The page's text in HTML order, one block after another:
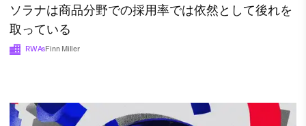
ソラナは商品分野での採用率では依然として後れを
取っている
RWAsFinn Miller